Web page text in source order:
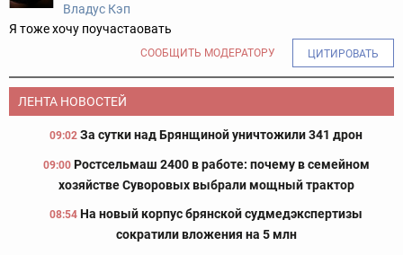
Владус Кэп
Я тоже хочу поучастаовать
СООБЩИТЬ МОДЕРАТОРУ ЦИТИРОВАТЬ
ЛЕНТА НОВОСТЕЙ
09:02 За сутки над Брянщиной уничтожили 341 дрон
09:00 Ростсельмаш 2400 в работе: почему в семейном
хозяйстве Суворовых выбрали мощный трактор
08:54 На новый корпус брянской судмедэкспертизы
сократили вложения на 5 млн